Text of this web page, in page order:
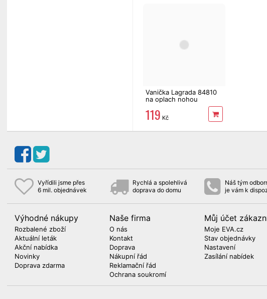
Vanička Lagrada 84810
na oplach nohou
119 Kč
Vyřídili jsme přes
6 mil. objednávek
Rychlá a spolehlivá
doprava do domu
Náš tým
je vám k
Výhodné nákupy
Rozbalené zboží
Aktuální leták
Akční nabídka
Novinky
Doprava zdarma
Naše firma
O nás
Kontakt
Doprava
Nákupní řád
Reklamační řád
Ochrana soukromí
Můj účet
Moje EVA.cz
Stav objednávky
Nastavení
Zasílání nabídek